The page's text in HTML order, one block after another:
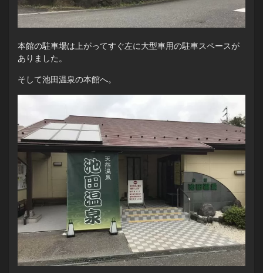
本館の駐車場は上がってすぐ左に大型車用の駐車スペースが
ありました。
そして池田温泉の本館へ。